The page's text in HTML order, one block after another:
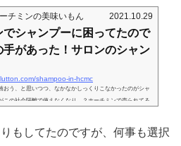
チミンの美味いもん 2021.10.29
でシャンプーに困ってたので
手があった！サロンのシャン
shampoo-in-hcmc
う、と思いつつ、なかなかしっくりこなかったのがシャ
この社会隔離で使えなくなり…？ホーチミンで売られてる
い心地が違うorzこっちに来た当初、ほんと、目に作れん
もしてたのですが、何事も選択